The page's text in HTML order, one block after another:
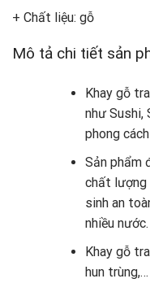
+ Chất liệu: gỗ
Mô tả chi tiết sản
Khay gỗ
như Sushi,
phong
Sản phẩm
chất lượng
sinh an
nhiều nước.
Khay gỗ
hun